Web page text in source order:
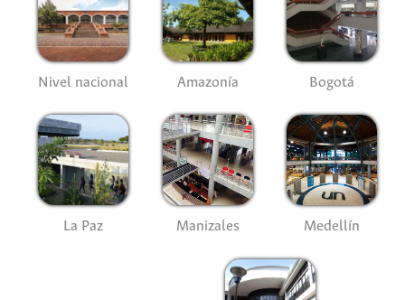
Nivel nacional Amazonía Bogotá
La Paz Manizales Medellín